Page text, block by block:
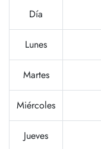
Día
Lunes
Martes
Miércoles
Jueves